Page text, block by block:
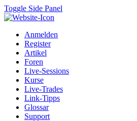
Toggle Side Panel
Anmelden
Register
Artikel
Foren
Live-Sessions
Kurse
Live-Trades
Link-Tipps
Glossar
Support